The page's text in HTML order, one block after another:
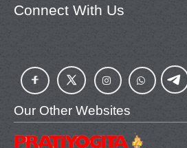
Connect With Us
Our Other Websites